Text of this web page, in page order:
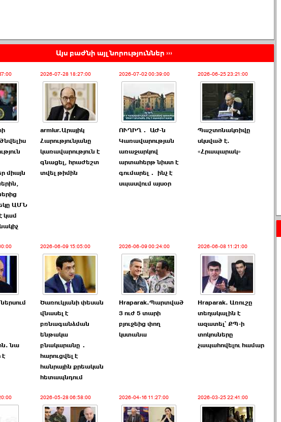
Այս բաժնի այլ նորություններ ›››
միայն
ԱՄՆ
կամ
2026-07-28 18:27:00
armlur.Արայիկ
Հարությունյանը
կառավարություն է
գնացել, հրաժեշտ
տվել թիմին
2026-07-02 00:39:00
ՈՒՂԻՂ․ ԱԺ-ն
Կառավարության
առաջարկով
արտահերթ նիստ է
գումարել․ ինչ է
սպասվում այսօր
2026-06-25 23:21:00
Պաշտոնակռիվը
սկսված է.
«Հրապարակ»
նա
2026-06-09 15:05:00
Ծառուկյանի փեսան
վնասել է
բռնագանձման
ենթակա
բնակարանը․
հարուցվել է
հանրային քրեական
հետապնդում
2026-06-09 00:24:00
Hraparak.Պարտված
3 ուժ 5 տարի
բյուջեից փող
կստանա
2026-06-08 11:21:00
Hraparak. Առուշը
տեղակալին է
ազատել` ՔՊ-ի
տոկոսները
չապահովելու համար
2026-05-28 06:58:00 2026-04-16 11:27:00 2026-03-25 22:41:00